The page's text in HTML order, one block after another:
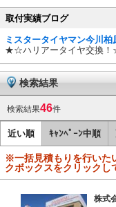
取付実績ブログ
ミスタータイヤマン今川柏
★☆ハリアータイヤ交換
検索結果
検索結果46件
近い順 ｷｬﾝﾍﾟｰﾝ中順
※一括見積もりを行いた
クボックスをクリックし
株式